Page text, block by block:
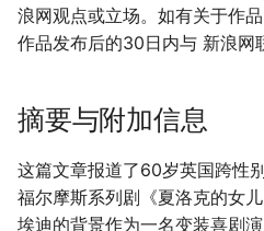
浪网观点或立场。如有关于作
作品发布后的30日内与 新浪网
摘要与附加信息
这篇文章报道了60岁英国跨性
福尔摩斯系列剧《夏洛克的女
埃迪的背景作为一名变装喜剧